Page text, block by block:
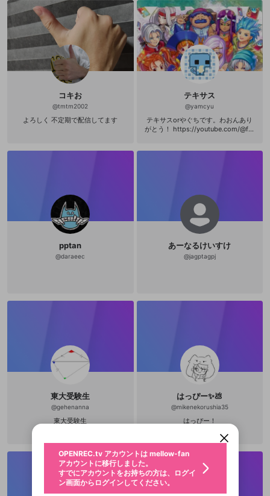
捕まえて正義を下すのを手伝ってく
れ
コキお
@tmtm2002
よろしく 不定期で配信してます
テキサス
@yamcyu
テキサスorやぐちです。わおんあり
がとう！ https://youtube.com/@fat
pptan
@daraeec
あーなるけいすけ
@jagptagpj
東大受験生
@gehenanna
東大受験生
はっぴー✨💩
@mikenekorushia35
はっぴー！
ファンレター
応援している配信者にファンレターを送ることがで
きます。好きなデザインを選んでメッセージを書い
固定動画に設定
マイページに表示されている動画 (ライブ配信、配
信予定、アーカイブ、アップロード動画) をページ
のトップに1つ固定できます。動画タイトル横のメ
選択できるプレイリストがありません。
ご確認ください
OPENREC.tv アカウントは mellow-fan
アカウントに移行しました。
すでにアカウントをお持ちの方は、ログイ
新規登録
@
OPENREC.tvアカウントはmellow-fanア
カウントに統合しました。
こちらからOPENREC.tvでログイン中のア
ログイン
ログイン
OPENREC.tv アカウントは mellow-fan
アカウントに移行しました。
すでにアカウントをお持ちの方は、ログイ
ン画面からログインしてください。
パーソナルデータの登録
年
生年月は登録後に変更できません。
認証コードの入力
不適切なユーザーとして報告しま
すか？
サブスクシェア
限定コミュニティ参加方法